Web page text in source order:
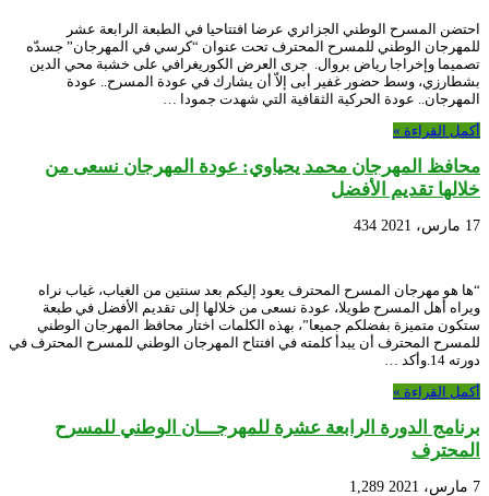
احتضن المسرح الوطني الجزائري عرضا افتتاحيا في الطبعة الرابعة عشر
للمهرجان الوطني للمسرح المحترف تحت عنوان “كرسي في المهرجان” جسدّه
تصميما وإخراجا رياض بروال. جرى العرض الكوريغرافي على خشبة محي الدين
بشطارزي، وسط حضور غفير أبى إلاّ أن يشارك في عودة المسرح.. عودة
المهرجان.. عودة الحركية الثقافية التي شهدت جمودا …
أكمل القراءة »
محافظ المهرجان محمد يحياوي: عودة المهرجان نسعى من
خلالها تقديم الأفضل
17 مارس، 2021 434
“ها هو مهرجان المسرح المحترف يعود إليكم بعد سنتين من الغياب، غياب نراه
ويراه أهل المسرح طويلا، عودة نسعى من خلالها إلى تقديم الأفضل في طبعة
ستكون متميزة بفضلكم جميعا”، بهذه الكلمات اختار محافظ المهرجان الوطني
للمسرح المحترف أن يبدأ كلمته في افتتاح المهرجان الوطني للمسرح المحترف في
دورته 14.وأكد …
أكمل القراءة »
برنامج الدورة الرابعة عشرة للمهرجـــان الوطني للمسرح
المحترف
7 مارس، 2021 1,289